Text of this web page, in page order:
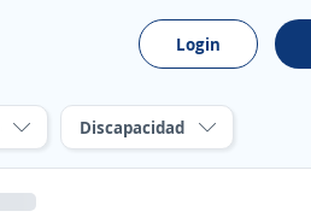
Login
Discapacidad